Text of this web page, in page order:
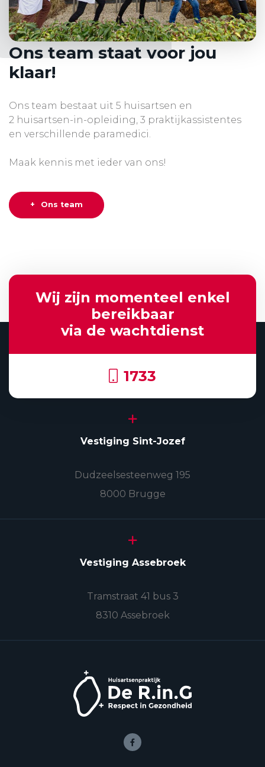
Ons team staat voor jou
klaar!
Ons team bestaat uit 5 huisartsen en
2 huisartsen-in-opleiding, 3 praktijkassistentes
en verschillende paramedici.
Maak kennis met ieder van ons!
Ons team
Wij zijn momenteel enkel
bereikbaar
via de wachtdienst
1733
Vestiging Sint-Jozef
Dudzeelsesteenweg 195
8000 Brugge
Vestiging Assebroek
Tramstraat 41 bus 3
8310 Assebroek